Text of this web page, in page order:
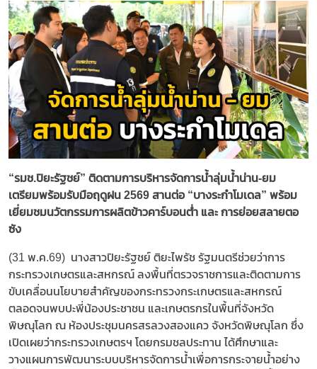
“รมช.ปิยะรัฐชย์” ติดตามการบริหารจัดการน้ำลุ่มน้ำน่าน-ยม
เตรียมพร้อมรับมือฤดูฝน 2569 สานต่อ “บางระกำโมเดล” พร้อม
เยี่ยมชมนวัตกรรมการผลิตข้าวคาร์บอนต่ํา และ การย่อยสลายตอ
ซัง
(31 พ.ค.69) นางสาวปิยะรัฐชย์ ติยะไพรัช รัฐมนตรีช่วยว่าการ
กระทรวงเกษตรและสหกรณ์ ลงพื้นที่ตรวจราชการและติดตามการ
ขับเคลื่อนนโยบายสำคัญของกระทรวงกระเกษตรและสหกรณ์
ตลอดจนพบปะพี่น้องประชาชน และเกษตรกรในพื้นที่จังหวัด
พิษณุโลก ณ ห้องประชุมนครสรลวงสองแคว จังหวัดพิษณุโลก ซึ่ง
เปิดเผยว่ากระทรวงเกษตรฯ โดยกรมชลประทาน ได้ศึกษาและ
วางแผนการพัฒนาระบบบริหารจัดการน้ำเพื่อการกระจายน้ำอย่าง